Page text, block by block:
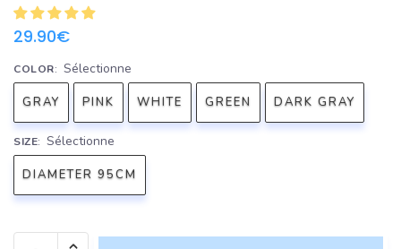
29.90€
COLOR: Sélectionne
GRAY PINK WHITE GREEN DARK GRAY
SIZE: Sélectionne
DIAMETER 95CM